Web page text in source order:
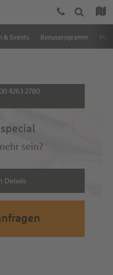
& Events Bonusprogramm
4263 2780
sein?
Details